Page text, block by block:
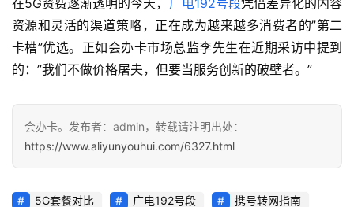
在5G资费逐渐透明的今天， 广电192号段凭借差异化的内容
资源和灵活的渠道策略，正在成为越来越多消费者的”第二
卡槽”优选。正如会办卡市场总监李先生在近期采访中提到
的：”我们不做价格屠夫，但要当服务创新的破壁者。”
会办卡。发布者：admin，转载请注明出处：
https://www.aliyunyouhui.com/6327.html
5G套餐对比 广电192号段 携号转网指南